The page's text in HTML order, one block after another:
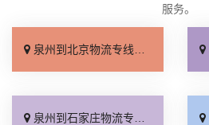
服务。
泉州到北京物流专线_几天到达「按时送达」
泉州到石家庄物流专线_无需中转「来电咨询」